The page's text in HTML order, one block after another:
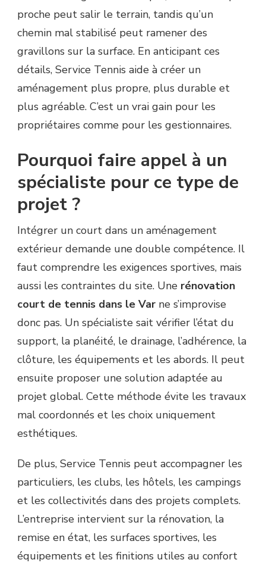
proche peut salir le terrain, tandis qu’un
chemin mal stabilisé peut ramener des
gravillons sur la surface. En anticipant ces
détails, Service Tennis aide à créer un
aménagement plus propre, plus durable et
plus agréable. C’est un vrai gain pour les
propriétaires comme pour les gestionnaires.
Pourquoi faire appel à un
spécialiste pour ce type de
projet ?
Intégrer un court dans un aménagement
extérieur demande une double compétence. Il
faut comprendre les exigences sportives, mais
aussi les contraintes du site. Une rénovation
court de tennis dans le Var ne s’improvise
donc pas. Un spécialiste sait vérifier l’état du
support, la planéité, le drainage, l’adhérence, la
clôture, les équipements et les abords. Il peut
ensuite proposer une solution adaptée au
projet global. Cette méthode évite les travaux
mal coordonnés et les choix uniquement
esthétiques.
De plus, Service Tennis peut accompagner les
particuliers, les clubs, les hôtels, les campings
et les collectivités dans des projets complets.
L’entreprise intervient sur la rénovation, la
remise en état, les surfaces sportives, les
équipements et les finitions utiles au confort